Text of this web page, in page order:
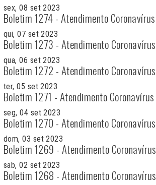
sex, 08 set 2023
Boletim 1274 - Atendimento Coronavírus
qui, 07 set 2023
Boletim 1273 - Atendimento Coronavírus
qua, 06 set 2023
Boletim 1272 - Atendimento Coronavírus
ter, 05 set 2023
Boletim 1271 - Atendimento Coronavírus
seg, 04 set 2023
Boletim 1270 - Atendimento Coronavírus
dom, 03 set 2023
Boletim 1269 - Atendimento Coronavírus
sab, 02 set 2023
Boletim 1268 - Atendimento Coronavírus